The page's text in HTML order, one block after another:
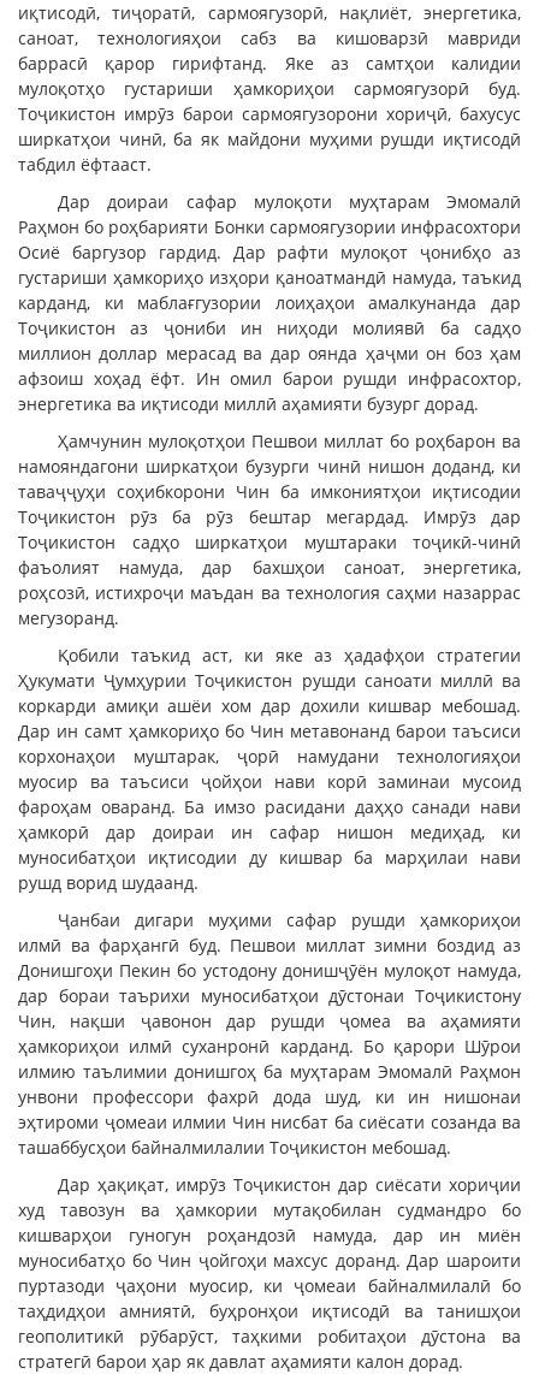
иқтисодӣ, тиҷоратӣ, сармоягузорӣ, нақлиёт, энергетика,
саноат, технологияҳои сабз ва кишоварзӣ мавриди
баррасӣ қарор гирифтанд. Яке аз самтҳои калидии
мулоқотҳо густариши ҳамкориҳои сармоягузорӣ буд.
Тоҷикистон имрӯз барои сармоягузорони хориҷӣ, бахусус
ширкатҳои чинӣ, ба як майдони муҳими рушди иқтисодӣ
табдил ёфтааст.
Дар доираи сафар мулоқоти муҳтарам Эмомалӣ
Раҳмон бо роҳбарияти Бонки сармоягузории инфрасохтори
Осиё баргузор гардид. Дар рафти мулоқот ҷонибҳо аз
густариши ҳамкориҳо изҳори қаноатмандӣ намуда, таъкид
карданд, ки маблағгузории лоиҳаҳои амалкунанда дар
Тоҷикистон аз ҷониби ин ниҳоди молиявӣ ба садҳо
миллион доллар мерасад ва дар оянда ҳаҷми он боз ҳам
афзоиш хоҳад ёфт. Ин омил барои рушди инфрасохтор,
энергетика ва иқтисоди миллӣ аҳамияти бузург дорад.
Ҳамчунин мулоқотҳои Пешвои миллат бо роҳбарон ва
намояндагони ширкатҳои бузурги чинӣ нишон доданд, ки
таваҷҷуҳи соҳибкорони Чин ба имкониятҳои иқтисодии
Тоҷикистон рӯз ба рӯз бештар мегардад. Имрӯз дар
Тоҷикистон садҳо ширкатҳои муштараки тоҷикӣ-чинӣ
фаъолият намуда, дар бахшҳои саноат, энергетика,
роҳсозӣ, истихроҷи маъдан ва технология саҳми назаррас
мегузоранд.
Қобили таъкид аст, ки яке аз ҳадафҳои стратегии
Ҳукумати Ҷумҳурии Тоҷикистон рушди саноати миллӣ ва
коркарди амиқи ашёи хом дар дохили кишвар мебошад.
Дар ин самт ҳамкориҳо бо Чин метавонанд барои таъсиси
корхонаҳои муштарак, ҷорӣ намудани технологияҳои
муосир ва таъсиси ҷойҳои нави корӣ заминаи мусоид
фароҳам оваранд. Ба имзо расидани даҳҳо санади нави
ҳамкорӣ дар доираи ин сафар нишон медиҳад, ки
муносибатҳои иқтисодии ду кишвар ба марҳилаи нави
рушд ворид шудаанд.
Ҷанбаи дигари муҳими сафар рушди ҳамкориҳои
илмӣ ва фарҳангӣ буд. Пешвои миллат зимни боздид аз
Донишгоҳи Пекин бо устодону донишҷӯён мулоқот намуда,
дар бораи таърихи муносибатҳои дӯстонаи Тоҷикистону
Чин, нақши ҷавонон дар рушди ҷомеа ва аҳамияти
ҳамкориҳои илмӣ суханронӣ карданд. Бо қарори Шӯрои
илмию таълимии донишгоҳ ба муҳтарам Эмомалӣ Раҳмон
унвони профессори фахрӣ дода шуд, ки ин нишонаи
эҳтироми ҷомеаи илмии Чин нисбат ба сиёсати созанда ва
ташаббусҳои байналмилалии Тоҷикистон мебошад.
Дар ҳақиқат, имрӯз Тоҷикистон дар сиёсати хориҷии
худ тавозун ва ҳамкории мутақобилан судмандро бо
кишварҳои гуногун роҳандозӣ намуда, дар ин миён
муносибатҳо бо Чин ҷойгоҳи махсус доранд. Дар шароити
пуртазоди ҷаҳони муосир, ки ҷомеаи байналмилалӣ бо
таҳдидҳои амниятӣ, буҳронҳои иқтисодӣ ва танишҳои
геополитикӣ рӯбарӯст, таҳкими робитаҳои дӯстона ва
стратегӣ барои ҳар як давлат аҳамияти калон дорад.